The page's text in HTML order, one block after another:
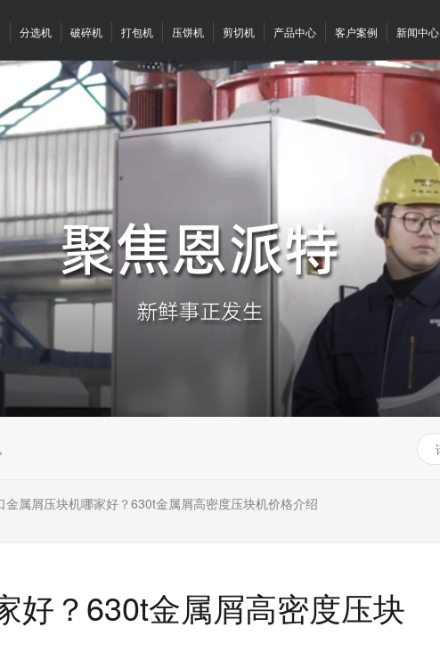
分选机 破碎机 打包机 压饼机 剪切机 产品中心 客户案例 新闻中心
金属屑压块机哪家好？630t金属屑高密度压块机价格介绍
好？630t金属屑高密度压块